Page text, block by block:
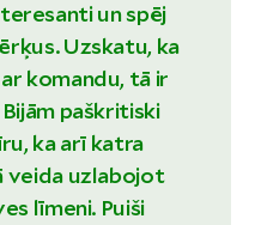
un spēj
Uzskatu, ka
komandu, tā ir
paškritiski
ka arī katra
veida uzlabojot
līmeni. Puiši